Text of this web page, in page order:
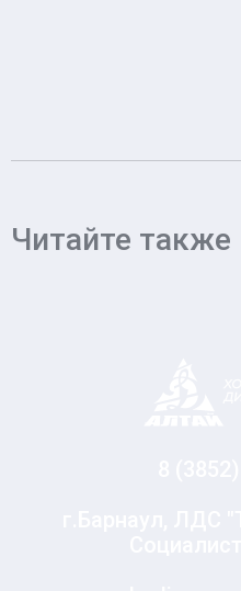
Читайте также